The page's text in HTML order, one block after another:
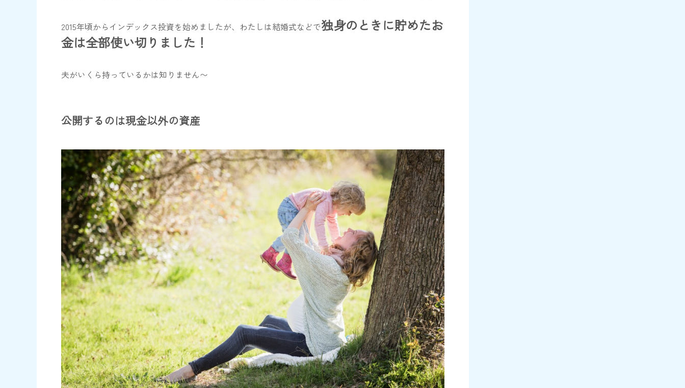
2015年頃からインデックス投資を始めましたが、わたしは結婚式などで独身のときに貯めたお
金は全部使い切りました！
夫がいくら持っているかは知りません〜
公開するのは現金以外の資産